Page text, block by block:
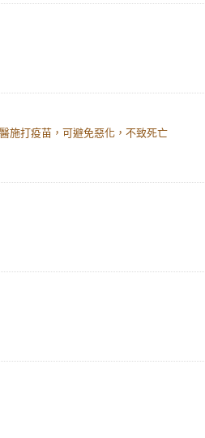
施打疫苗，可避免惡化，不致死亡